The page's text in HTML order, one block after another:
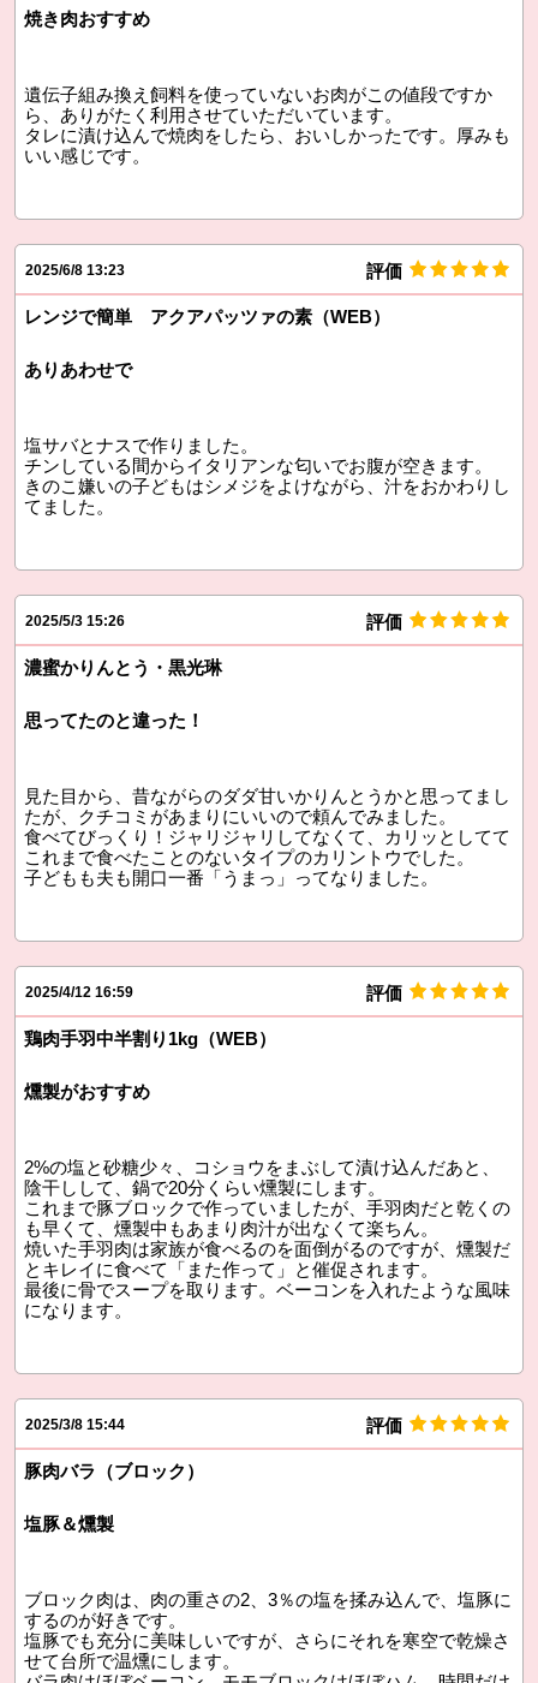
焼き肉おすすめ
遺伝子組み換え飼料を使っていないお肉がこの値段ですか
ら、ありがたく利用させていただいています。
タレに漬け込んで焼肉をしたら、おいしかったです。厚みも
いい感じです。
2025/6/8 13:23 評価
レンジで簡単 アクアパッツァの素（WEB）
ありあわせで
塩サバとナスで作りました。
チンしている間からイタリアンな匂いでお腹が空きます。
きのこ嫌いの子どもはシメジをよけながら、汁をおかわりし
てました。
2025/5/3 15:26 評価
濃蜜かりんとう・黒光琳
思ってたのと違った！
見た目から、昔ながらのダダ甘いかりんとうかと思ってまし
たが、クチコミがあまりにいいので頼んでみました。
食べてびっくり！ジャリジャリしてなくて、カリッとしてて
これまで食べたことのないタイプのカリントウでした。
子どもも夫も開口一番「うまっ」ってなりました。
2025/4/12 16:59 評価
鶏肉手羽中半割り1kg（WEB）
燻製がおすすめ
2%の塩と砂糖少々、コショウをまぶして漬け込んだあと、
陰干しして、鍋で20分くらい燻製にします。
これまで豚ブロックで作っていましたが、手羽肉だと乾くの
も早くて、燻製中もあまり肉汁が出なくて楽ちん。
焼いた手羽肉は家族が食べるのを面倒がるのですが、燻製だ
とキレイに食べて「また作って」と催促されます。
最後に骨でスープを取ります。ベーコンを入れたような風味
になります。
2025/3/8 15:44 評価
豚肉バラ（ブロック）
塩豚＆燻製
ブロック肉は、肉の重さの2、3％の塩を揉み込んで、塩豚に
するのが好きです。
塩豚でも充分に美味しいですが、さらにそれを寒空で乾燥さ
せて台所で温燻にします。